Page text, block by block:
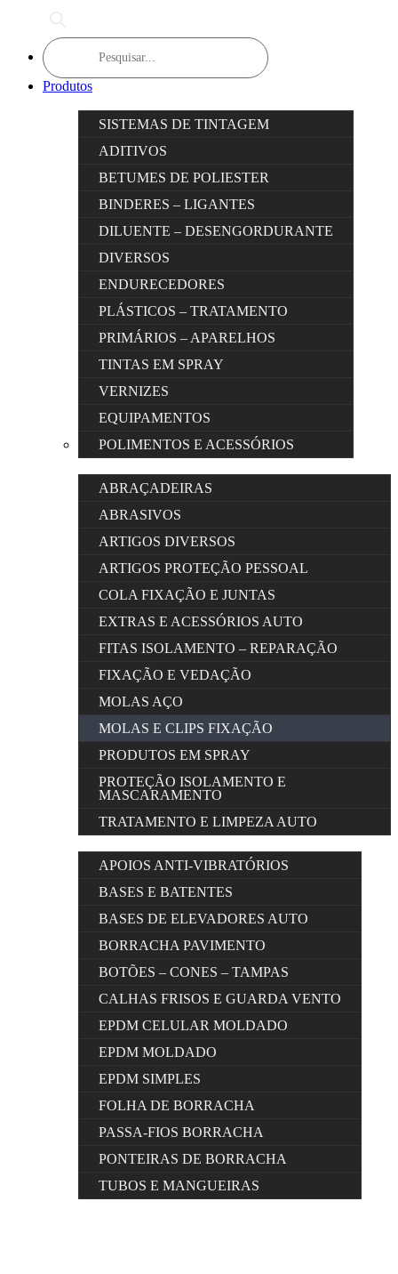
Products
search
Produtos
SISTEMAS DE TINTAGEM
ADITIVOS
BETUMES DE POLIESTER
BINDERES – LIGANTES
DILUENTE – DESENGORDURANTE
DIVERSOS
ENDURECEDORES
PLÁSTICOS – TRATAMENTO
PRIMÁRIOS – APARELHOS
TINTAS EM SPRAY
VERNIZES
EQUIPAMENTOS
POLIMENTOS E ACESSÓRIOS
ABRAÇADEIRAS
ABRASIVOS
ARTIGOS DIVERSOS
ARTIGOS PROTEÇÃO PESSOAL
COLA FIXAÇÃO E JUNTAS
EXTRAS E ACESSÓRIOS AUTO
FITAS ISOLAMENTO – REPARAÇÃO
FIXAÇÃO E VEDAÇÃO
MOLAS AÇO
MOLAS E CLIPS FIXAÇÃO
PRODUTOS EM SPRAY
PROTEÇÃO ISOLAMENTO E
MASCARAMENTO
TRATAMENTO E LIMPEZA AUTO
APOIOS ANTI-VIBRATÓRIOS
BASES E BATENTES
BASES DE ELEVADORES AUTO
BORRACHA PAVIMENTO
BOTÕES – CONES – TAMPAS
CALHAS FRISOS E GUARDA VENTO
EPDM CELULAR MOLDADO
EPDM MOLDADO
EPDM SIMPLES
FOLHA DE BORRACHA
PASSA-FIOS BORRACHA
PONTEIRAS DE BORRACHA
TUBOS E MANGUEIRAS